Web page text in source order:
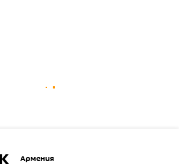
Армения